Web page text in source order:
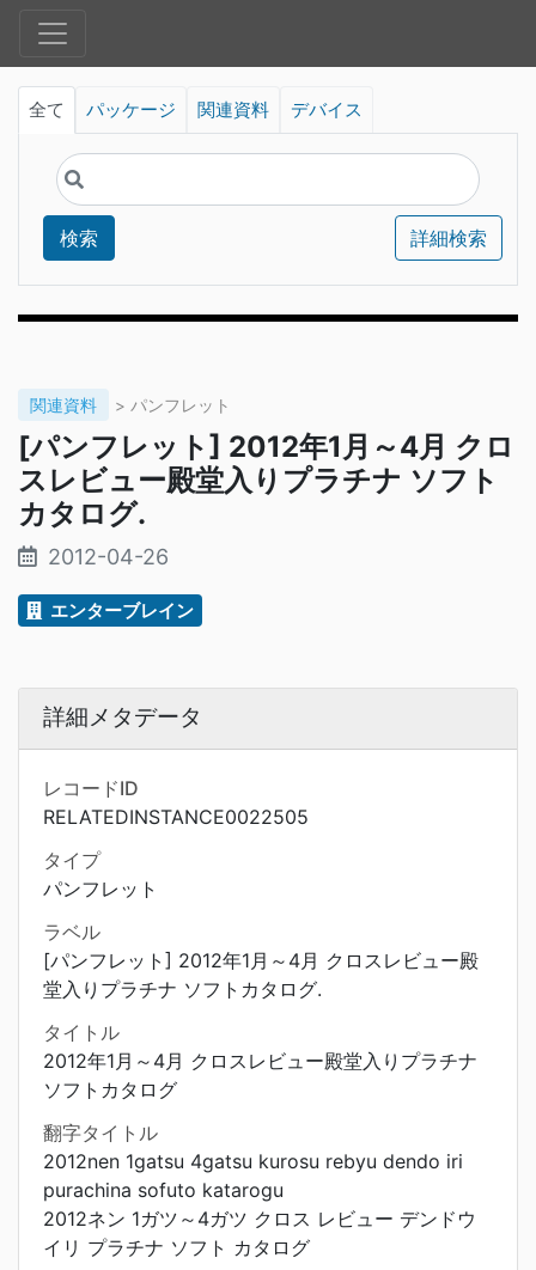
全て パッケージ 関連資料 デバイス
検索 詳細検索
関連資料 > パンフレット
[パンフレット] 2012年1月～4月 クロ
スレビュー殿堂入りプラチナ ソフト
カタログ.
2012-04-26
エンターブレイン
詳細メタデータ
レコードID
RELATEDINSTANCE0022505
タイプ
パンフレット
ラベル
[パンフレット] 2012年1月～4月 クロスレビュー殿
堂入りプラチナ ソフトカタログ.
タイトル
2012年1月～4月 クロスレビュー殿堂入りプラチナ
ソフトカタログ
翻字タイトル
2012nen 1gatsu 4gatsu kurosu rebyu dendo iri
purachina sofuto katarogu
2012ネン 1ガツ～4ガツ クロス レビュー デンドウ
イリ プラチナ ソフト カタログ